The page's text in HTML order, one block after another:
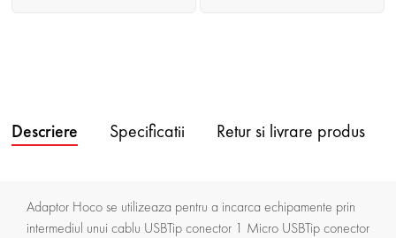
Descriere Specificatii Retur si livrare produs
Adaptor Hoco se utilizeaza pentru a incarca echipamente prin
intermediul unui cablu USBTip conector 1 Micro USBTip conector